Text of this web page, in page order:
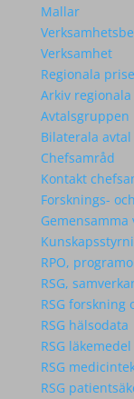
Mallar
Verksamhet
Regionala
Arkiv
Avtalsgruppen
Bilaterala avtal
Chefsamråd
Kontakt
Forsknings-
RPO,
RSG,
RSG forskning
RSG hälsodata
RSG läkemedel
RSG
RSG